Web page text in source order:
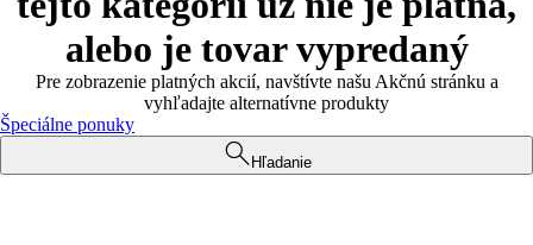
alebo je tovar vypredaný
Pre zobrazenie platných akcií, navštívte našu Akčnú stránku a
vyhľadajte alternatívne produkty
Špeciálne ponuky
Hľadanie